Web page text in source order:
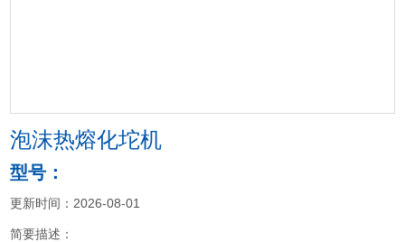
泡沫热熔化坨机
型号：
更新时间：2026-08-01
简要描述：